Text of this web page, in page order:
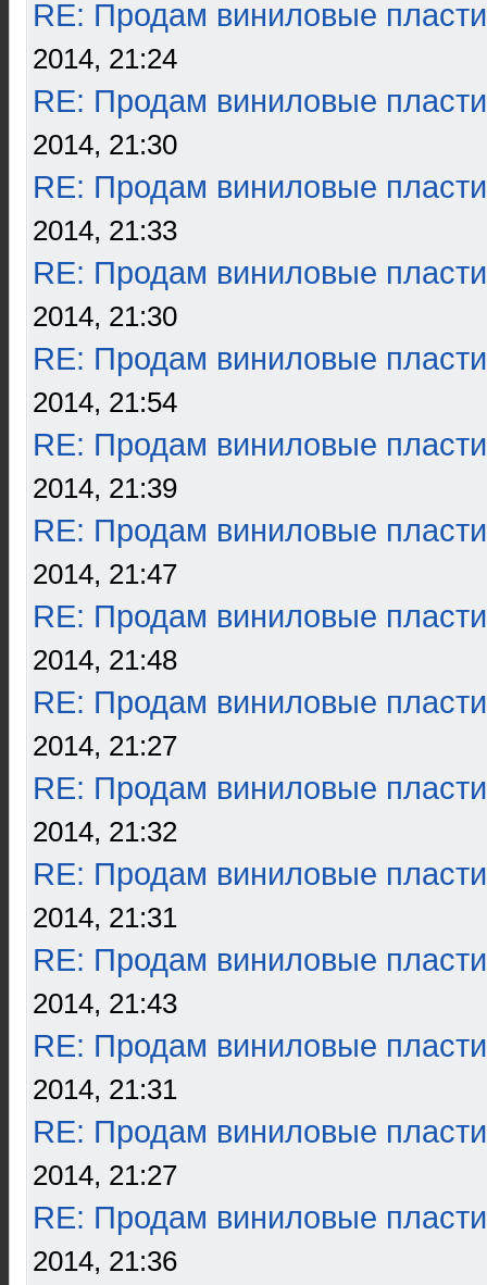
RE: Продам виниловые
2014, 21:24
RE: Продам виниловые
2014, 21:30
RE: Продам виниловые
2014, 21:33
RE: Продам виниловые
2014, 21:30
RE: Продам виниловые
2014, 21:54
RE: Продам виниловые
2014, 21:39
RE: Продам виниловые
2014, 21:47
RE: Продам виниловые
2014, 21:48
RE: Продам виниловые
2014, 21:27
RE: Продам виниловые
2014, 21:32
RE: Продам виниловые
2014, 21:31
RE: Продам виниловые
2014, 21:43
RE: Продам виниловые
2014, 21:31
RE: Продам виниловые
2014, 21:27
RE: Продам виниловые
2014, 21:36